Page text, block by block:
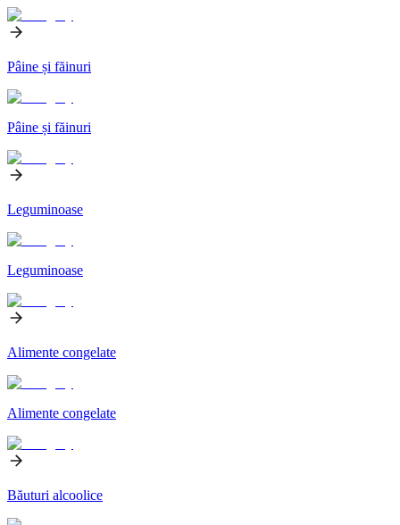
Pâine și făinuri
Pâine și făinuri
Leguminoase
Leguminoase
Alimente congelate
Alimente congelate
Băuturi alcoolice